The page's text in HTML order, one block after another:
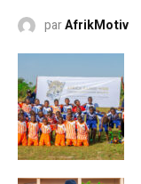
parAfrikMotiv